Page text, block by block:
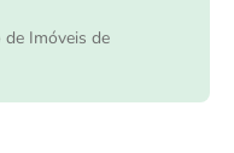
de Imóveis de